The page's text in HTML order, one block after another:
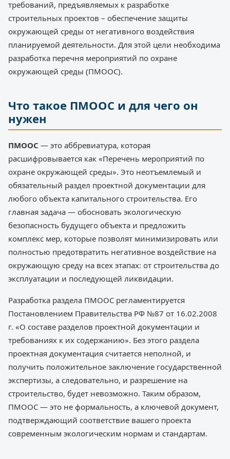
требований, предъявляемых к разработке
строительных проектов – обеспечение защиты
окружающей среды от негативного воздействия
планируемой деятельности. Для этой цели необходима
разработка перечня мероприятий по охране
окружающей среды (ПМООС).
Что такое ПМООС и для чего он
нужен
ПМООС — это аббревиатура, которая
расшифровывается как «Перечень мероприятий по
охране окружающей среды». Это неотъемлемый и
обязательный раздел проектной документации для
любого объекта капитального строительства. Его
главная задача — обосновать экологическую
безопасность будущего объекта и предложить
комплекс мер, которые позволят минимизировать или
полностью предотвратить негативное воздействие на
окружающую среду на всех этапах: от строительства до
эксплуатации и последующей ликвидации.
Разработка раздела ПМООС регламентируется
Постановлением Правительства РФ №87 от 16.02.2008
г. «О составе разделов проектной документации и
требованиях к их содержанию». Без этого раздела
проектная документация считается неполной, и
получить положительное заключение государственной
экспертизы, а следовательно, и разрешение на
строительство, будет невозможно. Таким образом,
ПМООС — это не формальность, а ключевой документ,
подтверждающий соответствие вашего проекта
современным экологическим нормам и стандартам.